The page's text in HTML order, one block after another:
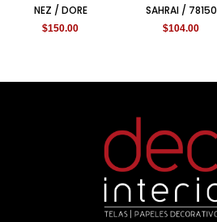
NEZ / DORE
$150.00
SAHRAI / 78150
$104.00